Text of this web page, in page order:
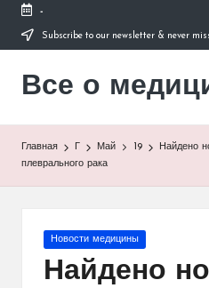
Перейти
содержимому
-
Subscribe to our newsletter & never
Все о
Лечитесь
Главная Г Май 19
Найдено
плеврального рака
Опубликовано
Новости медицины
Найдено